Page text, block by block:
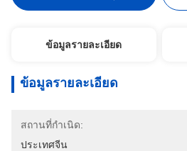
ข้อมูลรายละเอียด
ข้อมูลรายละเอียด
สถานที่กำเนิด:
ประเทศจีน